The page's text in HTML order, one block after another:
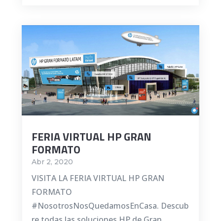
FERIA VIRTUAL HP GRAN
FORMATO
Abr 2, 2020
VISITA LA FERIA VIRTUAL HP GRAN
FORMATO
#NosotrosNosQuedamosEnCasa. Descub